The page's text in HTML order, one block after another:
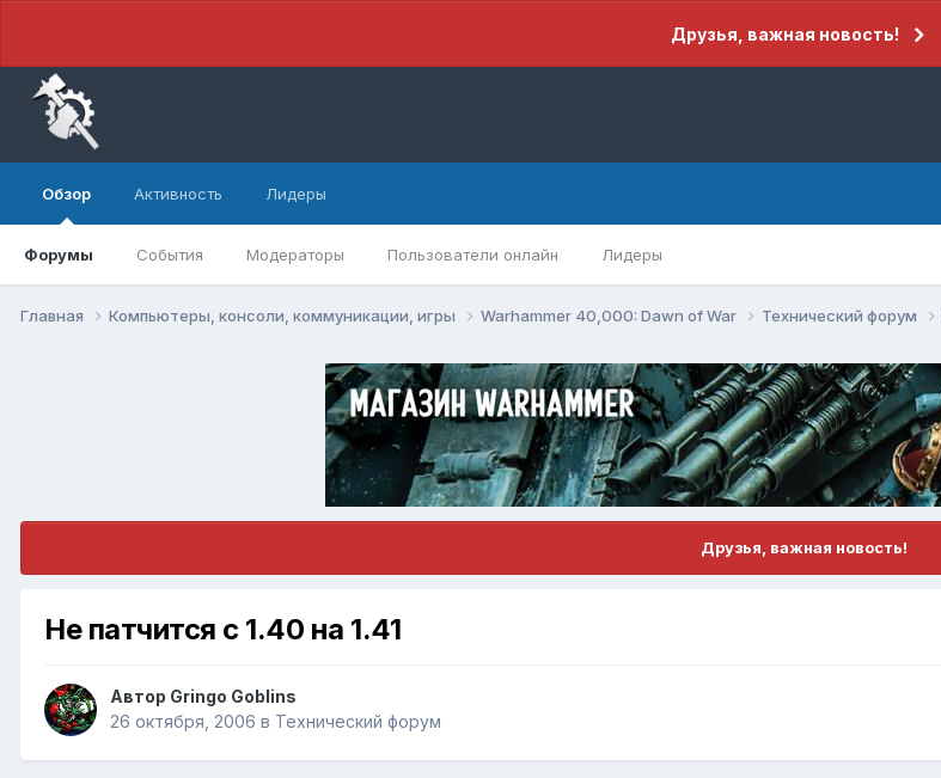
Друзья, важная новость!
Обзор
Форумы События Модераторы Пользователи онлайн Лидеры
Активность Лидеры
Главная Компьютеры, консоли, коммуникации, игры Warhammer 40,000: Dawn of War Технический форум
Друзья, важная новость!
Не патчится с 1.40 на 1.41
Автор Gringo Goblins
26 октября, 2006 в Технический форум